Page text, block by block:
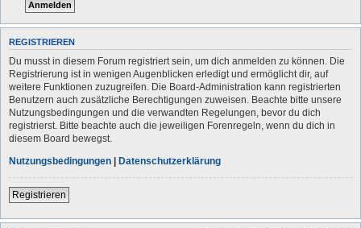
REGISTRIEREN
Du musst in diesem Forum registriert sein, um dich anmelden zu können. Die
Registrierung ist in wenigen Augenblicken erledigt und ermöglicht dir, auf
weitere Funktionen zuzugreifen. Die Board-Administration kann registrierten
Benutzern auch zusätzliche Berechtigungen zuweisen. Beachte bitte unsere
Nutzungsbedingungen und die verwandten Regelungen, bevor du dich
registrierst. Bitte beachte auch die jeweiligen Forenregeln, wenn du dich in
diesem Board bewegst.
Nutzungsbedingungen | Datenschutzerklärung
Registrieren